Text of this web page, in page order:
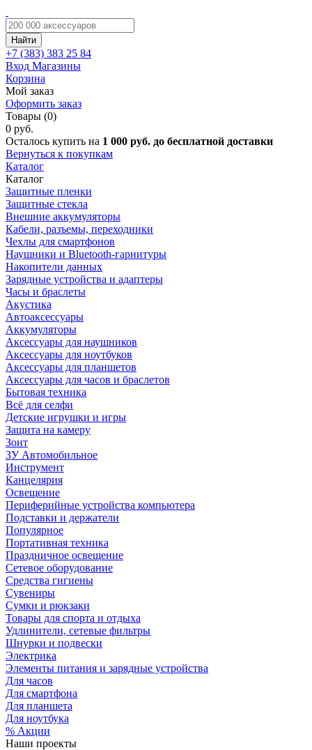
Найти
+7 (383) 383 25 84
Вход Магазины
Корзина
Мой заказ
Оформить заказ
Товары (0)
0 руб.
Осталось купить на 1 000 руб. до бесплатной доставки
Вернуться к покупкам
Каталог
Каталог
Защитные пленки
Защитные стекла
Внешние аккумуляторы
Кабели, разъемы, переходники
Чехлы для смартфонов
Наушники и Bluetooth-гарнитуры
Накопители данных
Зарядные устройства и адаптеры
Часы и браслеты
Акустика
Автоаксессуары
Аккумуляторы
Аксессуары для наушников
Аксессуары для ноутбуков
Аксессуары для планшетов
Аксессуары для часов и браслетов
Бытовая техника
Всё для селфи
Детские игрушки и игры
Защита на камеру
Зонт
ЗУ Автомобильное
Инструмент
Канцелярия
Освещение
Периферийные устройства компьютера
Подставки и держатели
Популярное
Портативная техника
Праздничное освещение
Сетевое оборудование
Средства гигиены
Сувениры
Сумки и рюкзаки
Товары для спорта и отдыха
Удлинители, сетевые фильтры
Шнурки и подвески
Электрика
Элементы питания и зарядные устройства
Для часов
Для смартфона
Для планшета
Для ноутбука
% Акции
Наши проекты